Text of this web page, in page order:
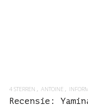
4 STERREN ANTOINE
Recensie: